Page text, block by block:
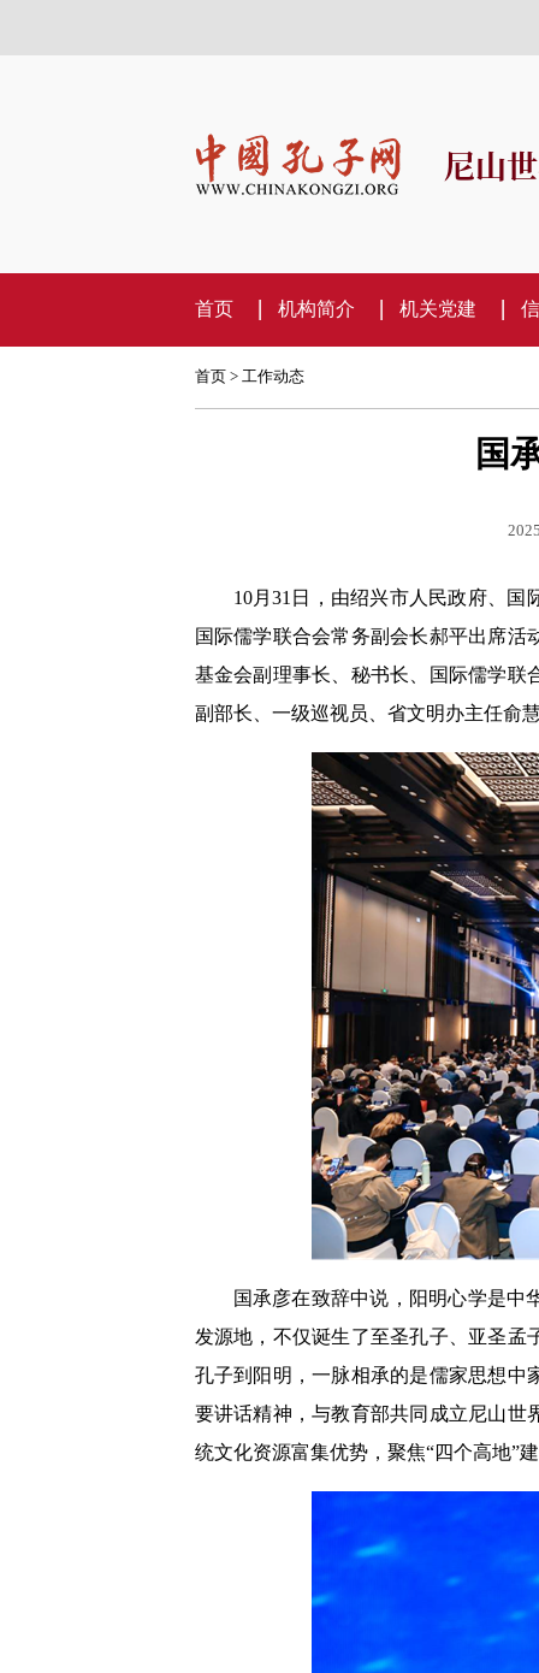
尼山
首页 机构简介 机关党建
首页> 工作动态
国
10月31日，由绍兴市人民政府、
国际儒学联合会常务副会长郝平出席
基金会副理事长、秘书长、国际儒学联
副部长、一级巡视员、省文明办主任俞
国承彦在致辞中说，阳明心学是中
发源地，不仅诞生了至圣孔子、亚圣
孔子到阳明，一脉相承的是儒家思想中
要讲话精神，与教育部共同成立尼山世
统文化资源富集优势，聚焦“四个高地”